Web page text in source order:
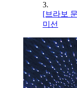
3.
[브라보
미선